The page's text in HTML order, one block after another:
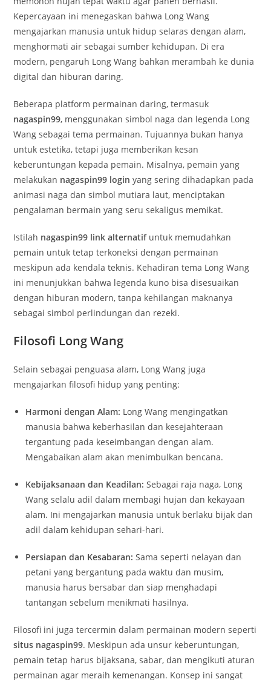
Kepercayaan ini menegaskan bahwa Long Wang
mengajarkan manusia untuk hidup selaras dengan alam,
menghormati air sebagai sumber kehidupan. Di era
modern, pengaruh Long Wang bahkan merambah ke dunia
digital dan hiburan daring.
Beberapa platform permainan daring, termasuk
nagaspin99, menggunakan simbol naga dan legenda Long
Wang sebagai tema permainan. Tujuannya bukan hanya
untuk estetika, tetapi juga memberikan kesan
keberuntungan kepada pemain. Misalnya, pemain yang
melakukan nagaspin99 login yang sering dihadapkan pada
animasi naga dan simbol mutiara laut, menciptakan
pengalaman bermain yang seru sekaligus memikat.
Istilah nagaspin99 link alternatif untuk memudahkan
pemain untuk tetap terkoneksi dengan permainan
meskipun ada kendala teknis. Kehadiran tema Long Wang
ini menunjukkan bahwa legenda kuno bisa disesuaikan
dengan hiburan modern, tanpa kehilangan maknanya
sebagai simbol perlindungan dan rezeki.
Filosofi Long Wang
Selain sebagai penguasa alam, Long Wang juga
mengajarkan filosofi hidup yang penting:
Harmoni dengan Alam: Long Wang mengingatkan
manusia bahwa keberhasilan dan kesejahteraan
tergantung pada keseimbangan dengan alam.
Mengabaikan alam akan menimbulkan bencana.
Kebijaksanaan dan Keadilan: Sebagai raja naga, Long
Wang selalu adil dalam membagi hujan dan kekayaan
alam. Ini mengajarkan manusia untuk berlaku bijak dan
adil dalam kehidupan sehari-hari.
Persiapan dan Kesabaran: Sama seperti nelayan dan
petani yang bergantung pada waktu dan musim,
manusia harus bersabar dan siap menghadapi
tantangan sebelum menikmati hasilnya.
Filosofi ini juga tercermin dalam permainan modern seperti
situs nagaspin99. Meskipun ada unsur keberuntungan,
pemain tetap harus bijaksana, sabar, dan mengikuti aturan
permainan agar meraih kemenangan. Konsep ini sangat